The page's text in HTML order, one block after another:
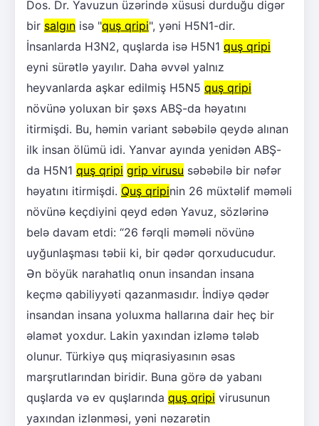
Dos. Dr. Yavuzun üzərində xüsusi durduğu digər
bir salgın isə "quş qripi", yəni H5N1-dir.
İnsanlarda H3N2, quşlarda isə H5N1 quş qripi
eyni sürətlə yayılır. Daha əvvəl yalnız
heyvanlarda aşkar edilmiş H5N5 quş qripi
növünə yoluxan bir şəxs ABŞ-da həyatını
itirmişdi. Bu, həmin variant səbəbilə qeydə alınan
ilk insan ölümü idi. Yanvar ayında yenidən ABŞ-
da H5N1 quş qripi grip virusu səbəbilə bir nəfər
həyatını itirmişdi. Quş qripinin 26 müxtəlif məməli
növünə keçdiyini qeyd edən Yavuz, sözlərinə
belə davam etdi: “26 fərqli məməli növünə
uyğunlaşması təbii ki, bir qədər qorxuducudur.
Ən böyük narahatlıq onun insandan insana
keçmə qabiliyyəti qazanmasıdır. İndiyə qədər
insandan insana yoluxma hallarına dair heç bir
əlamət yoxdur. Lakin yaxından izləmə tələb
olunur. Türkiyə quş miqrasiyasının əsas
marşrutlarından biridir. Buna görə də yabanı
quşlarda və ev quşlarında quş qripi virusunun
yaxından izlənməsi, yəni nəzarətin